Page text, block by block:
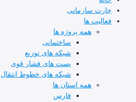
چارت سازمانی
فعالیت ها
همه پروژه ها
ساختمانی
شبکه های توزیع
پست های فشار قوی
شبکه های خطوط انتقال
همه استان ها
فارس